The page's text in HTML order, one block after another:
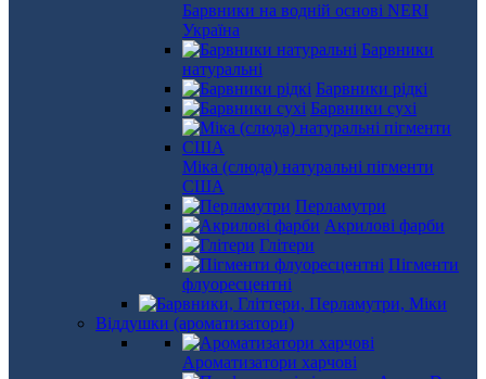
Барвники на водній основі NERI
Україна
Барвники
натуральні
Барвники рідкі
Барвники сухі
Міка (слюда) натуральні пігменти
США
Перламутри
Акрилові фарби
Глітери
Пігменти
флуоресцентні
Віддушки (ароматизатори)
Ароматизатори харчові